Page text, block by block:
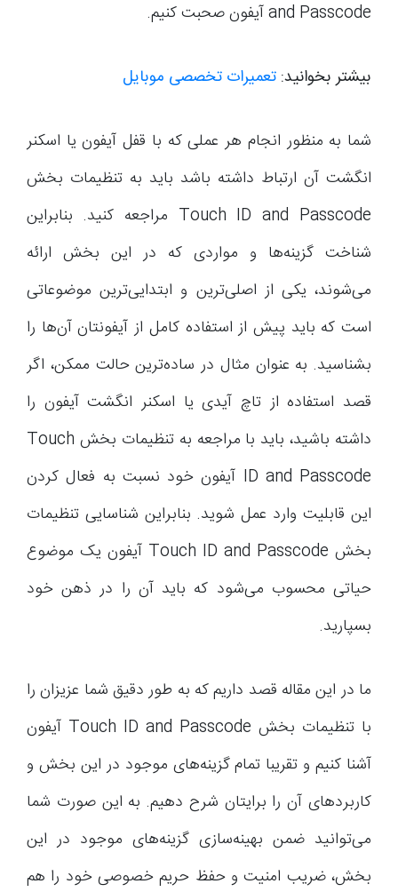
and Passcode آیفون صحبت کنیم.
بیشتر بخوانید: تعمیرات تخصصی موبایل
شما به منظور انجام هر عملی که با قفل آیفون یا اسکنر
انگشت آن ارتباط داشته باشد باید به تنظیمات بخش
Touch ID and Passcode مراجعه کنید. بنابراین
شناخت گزینه‌ها و مواردی که در این بخش ارائه
می‌شوند، یکی از اصلی‌ترین و ابتدایی‌ترین موضوعاتی
است که باید پیش از استفاده کامل از آیفونتان آن‌ها را
بشناسید. به عنوان مثال در ساده‌ترین حالت ممکن، اگر
قصد استفاده از تاچ آیدی یا اسکنر انگشت آیفون را
داشته باشید، باید با مراجعه به تنظیمات بخش Touch
ID and Passcode آیفون خود نسبت به فعال کردن
این قابلیت وارد عمل شوید. بنابراین شناسایی تنظیمات
بخش Touch ID and Passcode آیفون یک موضوع
حیاتی محسوب می‌شود که باید آن را در ذهن خود
بسپارید.
ما در این مقاله قصد داریم که به طور دقیق شما عزیزان را
با تنظیمات بخش Touch ID and Passcode آیفون
آشنا کنیم و تقریبا تمام گزینه‌های موجود در این بخش و
کاربردهای آن را برایتان شرح دهیم. به این صورت شما
می‌توانید ضمن بهینه‌سازی گزینه‌های موجود در این
بخش، ضریب امنیت و حفظ حریم خصوصی خود را هم